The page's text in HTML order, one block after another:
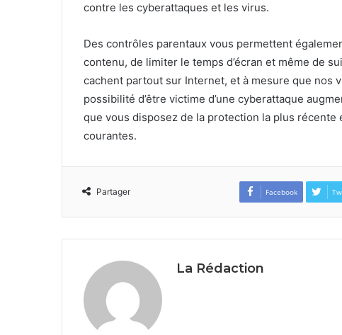
contre les cyberattaques et les virus.
Des contrôles parentaux vous permettent
contenu, de limiter le temps d’écran et même de
cachent partout sur Internet, et à mesure que nos
possibilité d’être victime d’une cyberattaque
que vous disposez de la protection la plus récente
courantes.
Partager Facebook
La Rédaction